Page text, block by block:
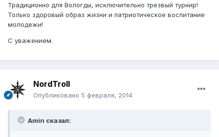
Традиционно для Вологды, исключительно трезвый турнир!
Только здоровый образ жизни и патриотическое воспитание
молодежи!
С уважением.
NordTroll
Опубликовано 5 февраля, 2014
Amin сказал: